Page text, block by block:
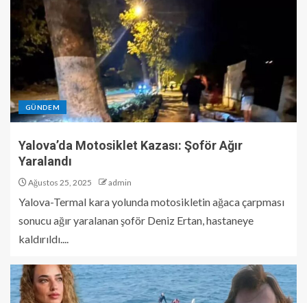
GÜNDEM
Yalova’da Motosiklet Kazası: Şoför Ağır
Yaralandı
Ağustos 25, 2025 admin
Yalova-Termal kara yolunda motosikletin ağaca çarpması
sonucu ağır yaralanan şoför Deniz Ertan, hastaneye
kaldırıldı....